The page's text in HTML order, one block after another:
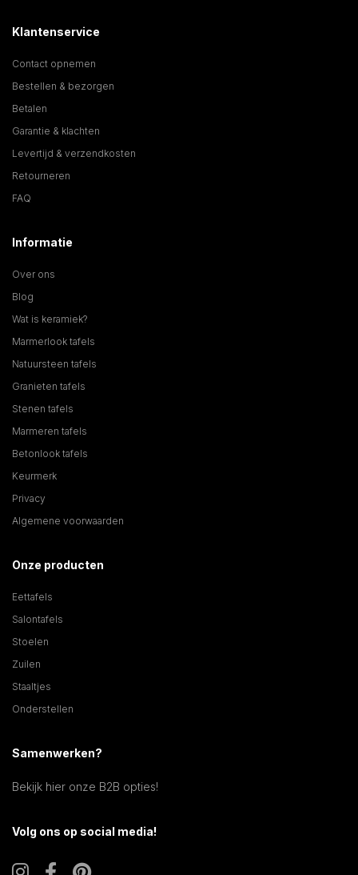
Klantenservice
Contact opnemen
Bestellen & bezorgen
Betalen
Garantie & klachten
Levertijd & verzendkosten
Retourneren
FAQ
Informatie
Over ons
Blog
Wat is keramiek?
Marmerlook tafels
Natuursteen tafels
Granieten tafels
Stenen tafels
Marmeren tafels
Betonlook tafels
Keurmerk
Privacy
Algemene voorwaarden
Onze producten
Eettafels
Salontafels
Stoelen
Zuilen
Staaltjes
Onderstellen
Samenwerken?
Bekijk hier onze B2B opties!
Volg ons op social media!